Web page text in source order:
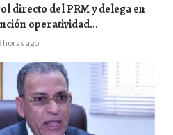
directo del PRM y delega en
operatividad...
horas ago